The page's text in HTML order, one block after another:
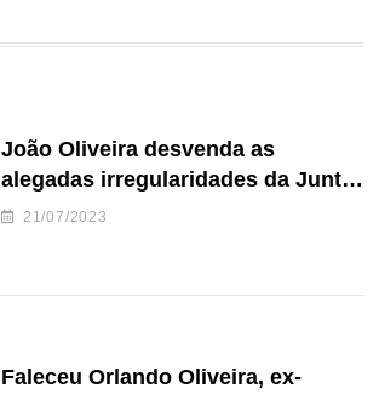
João Oliveira desvenda as
alegadas irregularidades da Junta
de Freguesia S. João de Ver
21/07/2023
Faleceu Orlando Oliveira, ex-